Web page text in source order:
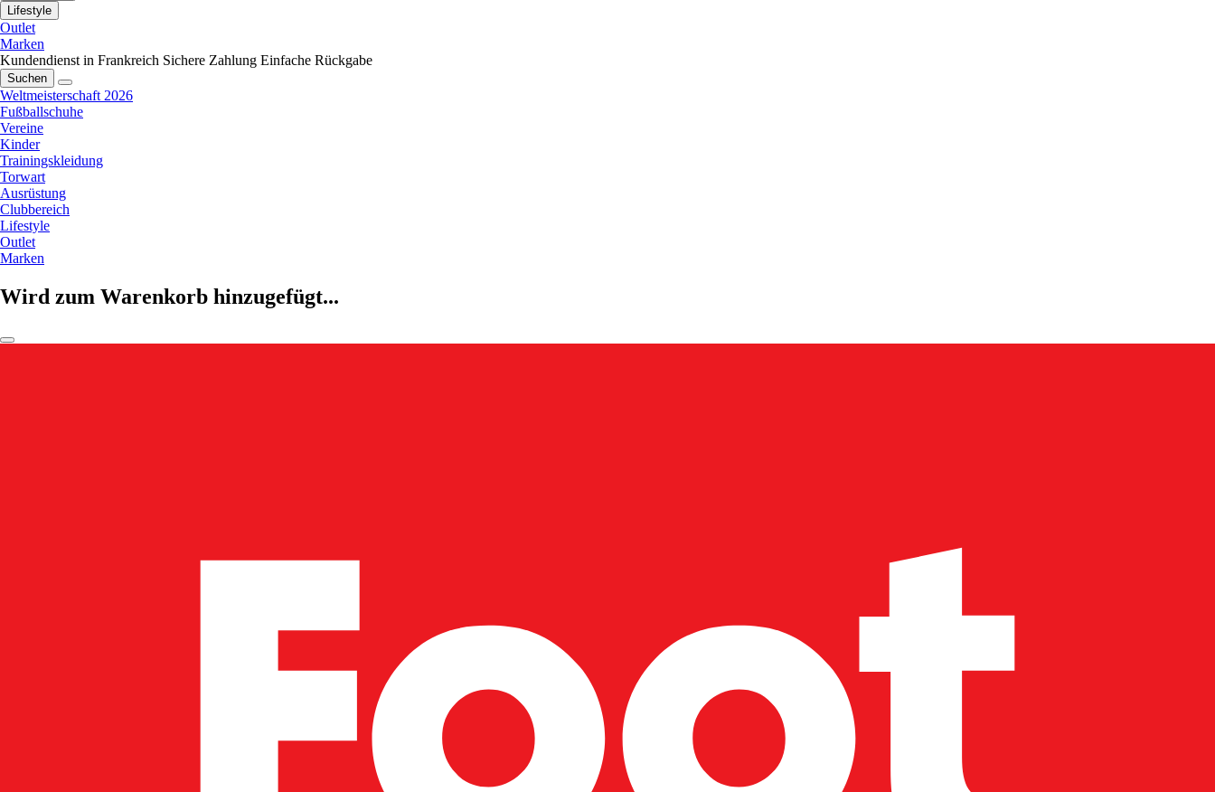
Lifestyle
Outlet
Marken
Kundendienst in Frankreich Sichere Zahlung Einfache Rückgabe
Suchen
Weltmeisterschaft 2026
Fußballschuhe
Vereine
Kinder
Trainingskleidung
Torwart
Ausrüstung
Clubbereich
Lifestyle
Outlet
Marken
Wird zum Warenkorb hinzugefügt...